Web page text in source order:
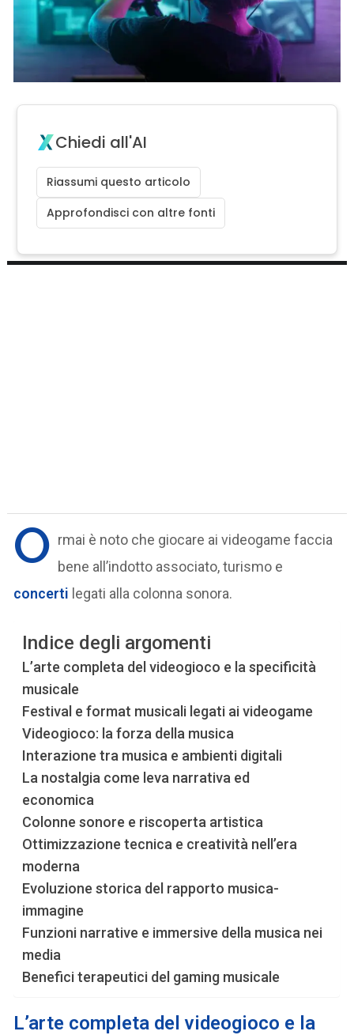
Chiedi all'AI
Riassumi questo articolo
Approfondisci con altre fonti
O rmai è noto che giocare ai videogame faccia
bene all’indotto associato, turismo e
concerti legati alla colonna sonora.
Indice degli argomenti
L’arte completa del videogioco e la specificità
musicale
Festival e format musicali legati ai videogame
Videogioco: la forza della musica
Interazione tra musica e ambienti digitali
La nostalgia come leva narrativa ed
economica
Colonne sonore e riscoperta artistica
Ottimizzazione tecnica e creatività nell’era
moderna
Evoluzione storica del rapporto musica-
immagine
Funzioni narrative e immersive della musica nei
media
Benefici terapeutici del gaming musicale
L’arte completa del videogioco e la